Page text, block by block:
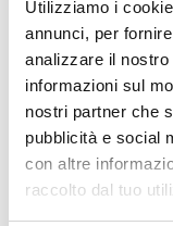
Utilizziamo i
annunci, per
analizzare il
informazioni sul
nostri partner che
pubblicità e social
con altre
raccolto dal tuo
ALLENATI CON